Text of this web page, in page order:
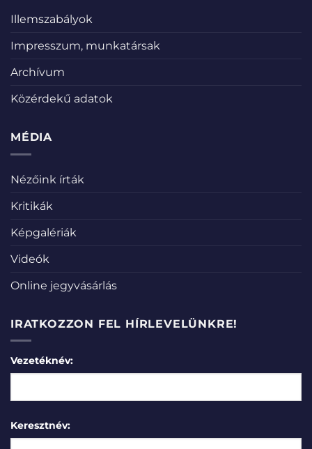
Illemszabályok
Impresszum, munkatársak
Archívum
Közérdekű adatok
MÉDIA
Nézőink írták
Kritikák
Képgalériák
Videók
Online jegyvásárlás
IRATKOZZON FEL HÍRLEVELÜNKRE!
Vezetéknév:
Keresztnév: